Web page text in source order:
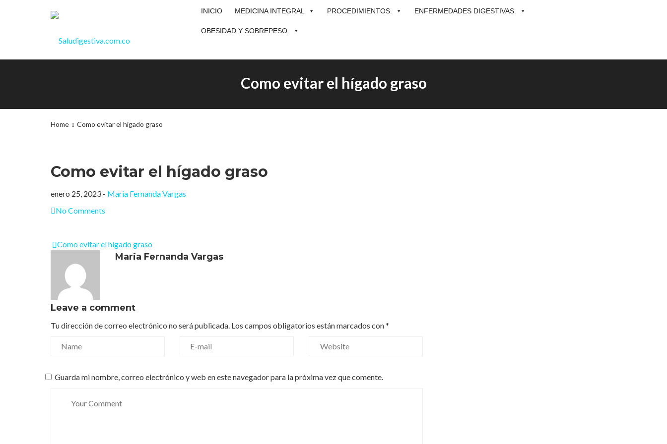
INICIO MEDICINA INTEGRAL PROCEDIMIENTOS. ENFERMEDADES DIGESTIVAS.
OBESIDAD Y SOBREPESO.
Como evitar el hígado graso
Home Como evitar el hígado graso
Como evitar el hígado graso
enero 25, 2023 - Maria Fernanda Vargas
No Comments
Como evitar el hígado graso
Maria Fernanda Vargas
Leave a comment
Tu dirección de correo electrónico no será publicada. Los campos obligatorios están marcados con*
Guarda mi nombre, correo electrónico y web en este navegador para la próxima vez que comente.